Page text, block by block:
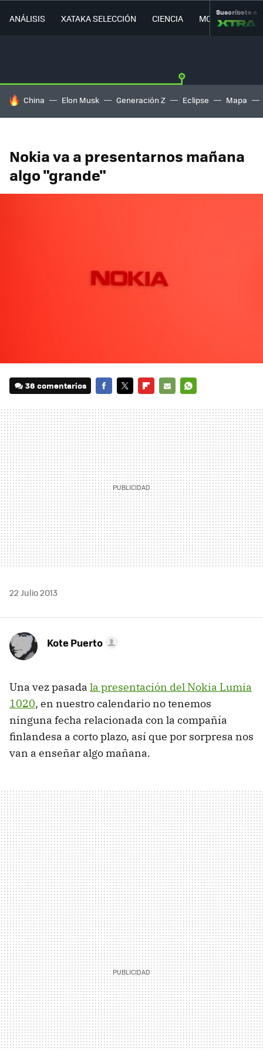
ANÁLISIS XATAKA SELECCIÓN CIENCIA MOVILIDAD
Suscríbete a
HOY SE HABLA DE
China Elon Musk Generación Z Eclipse Mapa
Nokia va a presentarnos mañana
algo "grande"
36 comentarios
MAIL
22 Julio 2013
Kote Puerto
Una vez pasada la presentación del Nokia Lumia
1020, en nuestro calendario no tenemos
ninguna fecha relacionada con la compañía
finlandesa a corto plazo, así que por sorpresa nos
van a enseñar algo mañana.